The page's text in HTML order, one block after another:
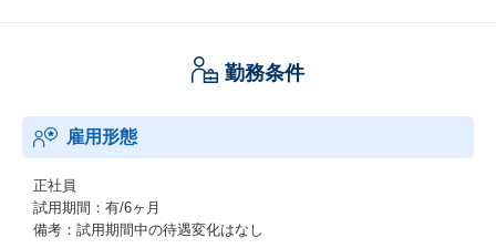
勤務条件
雇用形態
正社員
試用期間：有/6ヶ月
備考：試用期間中の待遇変化はなし